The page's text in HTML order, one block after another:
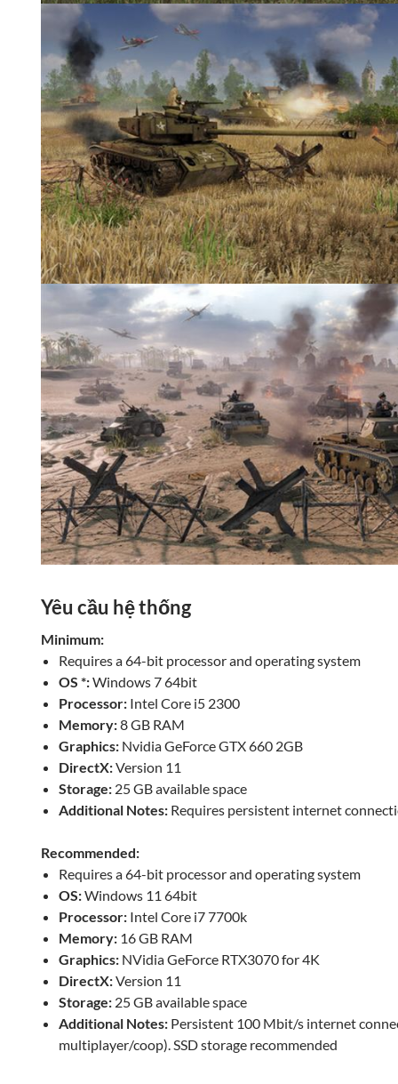
Yêu cầu hệ thống
Minimum:
Requires a 64-bit processor and operating system
OS *:Windows 7 64bit
Processor: Intel Core i5 2300
Memory:8 GB RAM
Graphics: Nvidia GeForce GTX 660 2GB
DirectX:Version 11
Storage: 25 GB available space
Additional Notes: Requires persistent internet
Recommended:
Requires a 64-bit processor and operating system
OS:Windows 11 64bit
Processor: Intel Core i7 7700k
Memory: 16 GB RAM
Graphics: NVidia GeForce RTX3070 for 4K
DirectX:Version 11
Storage: 25 GB available space
Additional Notes: Persistent 100 Mbit/s internet
multiplayer/coop). SSD storage recommended